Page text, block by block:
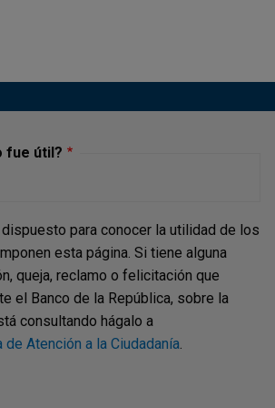
en cumplimiento de su mandato
y rentabilidad establecidos por la Ley
tiene como objetivo explicar el
al factor
los portafolios de
reservas
- Informe de
de Reservas
fue útil?
para conocer la utilidad de los
esta página. Si tiene alguna
queja, reclamo o felicitación que
el Banco de la República, sobre la
consultando hágalo a
de Atención a la Ciudadanía.